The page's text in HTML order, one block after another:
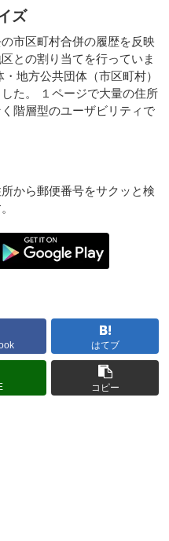
ズ
市区町村合併の履歴を反映
との割り当てを行っていま
地方公共団体（市区町村）
た。 １ページで大量の住所
階層型のユーザビリティで
から郵便番号をサクッと検
はてブ
コピー